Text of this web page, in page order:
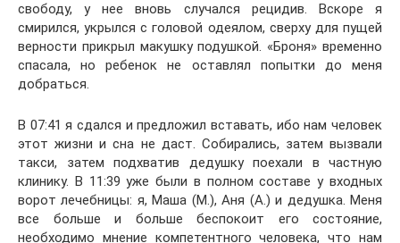
свободу, у нее вновь случался рецидив. Вскоре я
смирился, укрылся с головой одеялом, сверху для пущей
верности прикрыл макушку подушкой. «Броня» временно
спасала, но ребенок не оставлял попытки до меня
добраться.
В 07:41 я сдался и предложил вставать, ибо нам человек
этот жизни и сна не даст. Собирались, затем вызвали
такси, затем подхватив дедушку поехали в частную
клинику. В 11:39 уже были в полном составе у входных
ворот лечебницы: я, Маша (М.), Аня (А.) и дедушка. Меня
все больше и больше беспокоит его состояние,
необходимо мнение компетентного человека, что нам